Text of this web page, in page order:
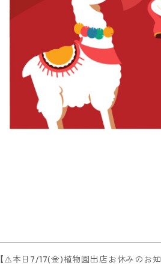
【⚠️本日7/17(金)植物園出店お休みのお